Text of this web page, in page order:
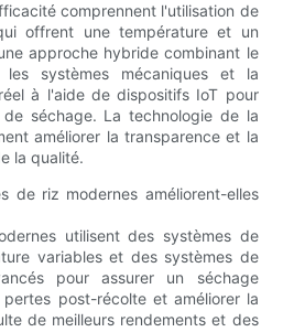
comprennent l'utilisation de
offrent une température et un
approche hybride combinant le
les systèmes mécaniques et la
à l'aide de dispositifs IoT pour
séchage. La technologie de la
améliorer la transparence et la
la qualité.
de riz modernes améliorent-elles
utilisent des systèmes de
variables et des systèmes de
pour assurer un séchage
pertes post-récolte et améliorer la
de meilleurs rendements et des